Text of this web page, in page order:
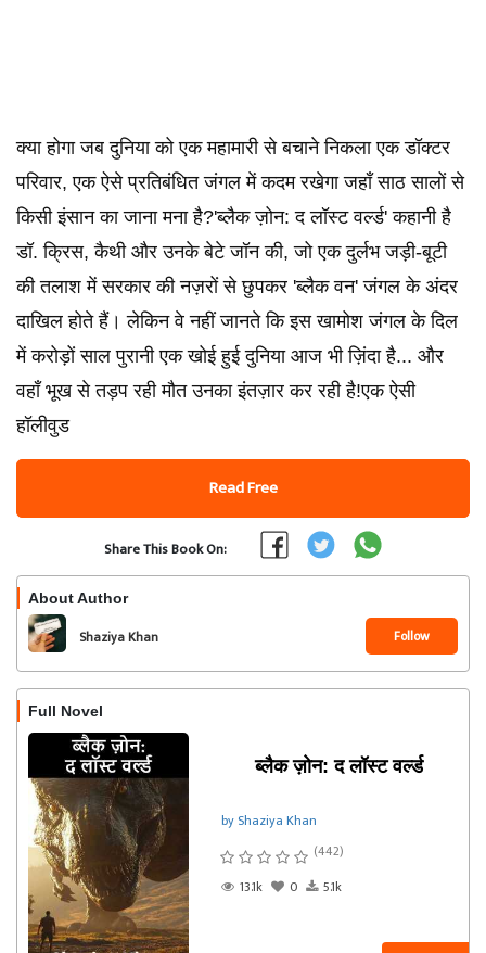
क्या होगा जब दुनिया को एक महामारी से बचाने निकला एक डॉक्टर
परिवार, एक ऐसे प्रतिबंधित जंगल में कदम रखेगा जहाँ साठ सालों से
किसी इंसान का जाना मना है?'ब्लैक ज़ोन: द लॉस्ट वर्ल्ड' कहानी है
डॉ. क्रिस, कैथी और उनके बेटे जॉन की, जो एक दुर्लभ जड़ी-बूटी
की तलाश में सरकार की नज़रों से छुपकर 'ब्लैक वन' जंगल के अंदर
दाखिल होते हैं। लेकिन वे नहीं जानते कि इस खामोश जंगल के दिल
में करोड़ों साल पुरानी एक खोई हुई दुनिया आज भी ज़िंदा है... और
वहाँ भूख से तड़प रही मौत उनका इंतज़ार कर रही है!एक ऐसी
हॉलीवुड
Read Free
Share This Book On:
About Author
Shaziya Khan Follow
Full Novel
ब्लैक ज़ोन: द लॉस्ट वर्ल्ड
by Shaziya Khan
(442)
13.1k
0 5.1k